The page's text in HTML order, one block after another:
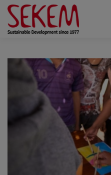
اتصل بنا الوسائط
الحياة الثقافية الاجتماعية